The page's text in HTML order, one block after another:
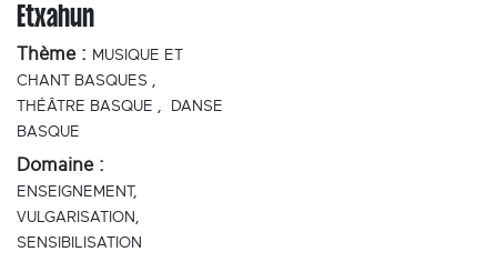
Etxahun
Thème : MUSIQUE ET
CHANT BASQUES ,
THÉÂTRE BASQUE ,
DANSE
BASQUE
Domaine :
ENSEIGNEMENT,
VULGARISATION,
SENSIBILISATION